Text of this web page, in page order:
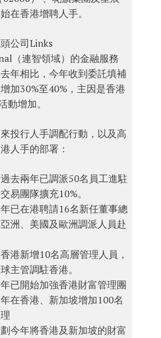
在香港增聘人手。
公司Links
（連智領域）的金融服務
年相比，今年收到委託填補
加30%至40%，主因是香港
動增加。
投行人手調配行動，以及高
人手的部署：
去兩年已調派50名員工進駐
易團隊擴充10%。
已在港聘請16名新任董事總
洲、美國及歐洲調派人員赴
港新增10名高層管理人員，
主管調駐香港。
已開始加強香港財富管理團
在香港、新加坡增加100名
今年將香港及新加坡的財富